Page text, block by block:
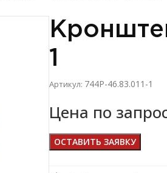
1
Артикул: 744Р-46.83.011-1
Цена по
ОСТАВИТЬ ЗАЯВКУ